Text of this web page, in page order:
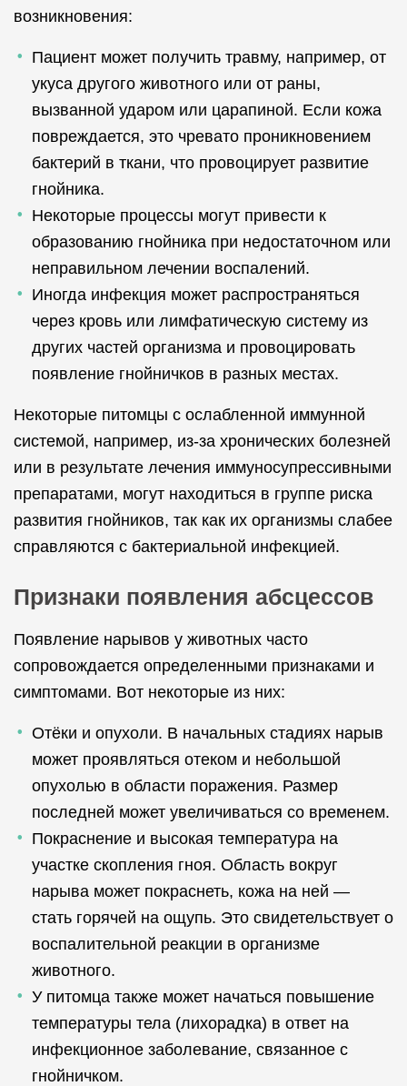
возникновения:
Пациент может получить травму, например, от
укуса другого животного или от раны,
вызванной ударом или царапиной. Если кожа
повреждается, это чревато проникновением
бактерий в ткани, что провоцирует развитие
гнойника.
Некоторые процессы могут привести к
образованию гнойника при недостаточном или
неправильном лечении воспалений.
Иногда инфекция может распространяться
через кровь или лимфатическую систему из
других частей организма и провоцировать
появление гнойничков в разных местах.
Некоторые питомцы с ослабленной иммунной
системой, например, из-за хронических болезней
или в результате лечения иммуносупрессивными
препаратами, могут находиться в группе риска
развития гнойников, так как их организмы слабее
справляются с бактериальной инфекцией.
Признаки появления абсцессов
Появление нарывов у животных часто
сопровождается определенными признаками и
симптомами. Вот некоторые из них:
Отёки и опухоли. В начальных стадиях нарыв
может проявляться отеком и небольшой
опухолью в области поражения. Размер
последней может увеличиваться со временем.
Покраснение и высокая температура на
участке скопления гноя. Область вокруг
нарыва может покраснеть, кожа на ней —
стать горячей на ощупь. Это свидетельствует о
воспалительной реакции в организме
животного.
У питомца также может начаться повышение
температуры тела (лихорадка) в ответ на
инфекционное заболевание, связанное с
гнойничком.